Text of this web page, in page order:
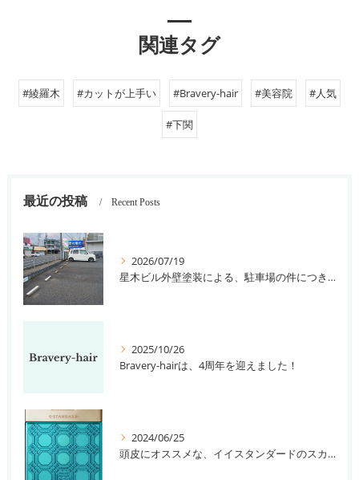
関連タグ
#綾羅木 #カットが上手い #Bravery-hair #美容院 #人気
#下関
最近の投稿 Recent Posts
2026/07/19
星木ビル外壁塗装による、駐車場の件につきまして。
2025/10/26
Bravery-hairは、4周年を迎えました！
2024/06/25
頭皮にオススメな、イイスタンダードのスカルプ系シャンプー＆トリートメントです！